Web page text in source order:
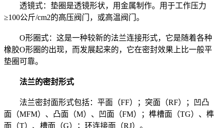
透镜式：垫圈是透镜形状，用金属制作。用于工作压力
≥100公斤/cm2的高压阀门，或高温阀门。
O形圈式：这是一种较新的法兰连接形式，它是随着各种
橡胶O形圈的出现，而发展起来的，它在密封效果上比一般平
垫圈可靠。
法兰的密封形式
法兰密封面形式包括：平面（FF）；突面（RF）；凹凸
面（MFM）、凸面（M）、凹面（FM）；榫槽面（TG）、榫
面（T）、槽面（G）；环连接面（RJ）。